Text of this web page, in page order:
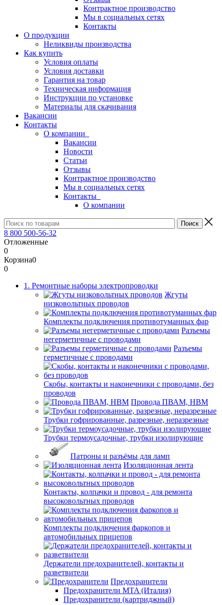
Контрактное производство
Мы в социальных сетях
Контакты
О продукции
Неликвиды производства
Как купить
Условия оплаты
Условия доставки
Гарантия на товар
Техническая информация
Инструкции по установке
Материалы для скачивания
Вакансии
Контакты
О компании
Вакансии
Новости
Статьи
Отзывы
Контрактное производство
Мы в социальных сетях
Контакты
О компании
8 800 500-56-32
Отложенные
0
Корзина0
0
1. Ремонтные наборы электропроводки
Жгуты
низковольтных проводов
Комплекты подключения противотуманных фар
Разъемы
негерметичные с проводами
Разъемы
герметичные с проводами
Скобы, контакты и наконечники с проводами, без
проводов
Провода ПВАМ, НВМ
Трубки гофрированные, разрезные, неразрезные
Трубки термоусадочные, трубки изолирующие
Патроны и разъёмы для ламп
Изоляционная лента
Контакты, колпачки и провод - для ремонта
высоковольтных проводов
Комплекты подключения фаркопов и
автомобильных прицепов
Держатели предохранителей, контакты и
разветвители
Предохранители
Предохранители MTA (Италия)
Предохранители (картриджный)